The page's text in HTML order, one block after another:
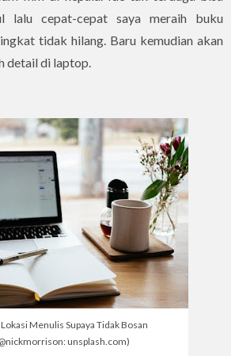
lalu cepat-cepat saya meraih buku
tidak hilang. Baru kemudian akan
detail di laptop.
Menulis Supaya Tidak Bosan
unsplash.com)